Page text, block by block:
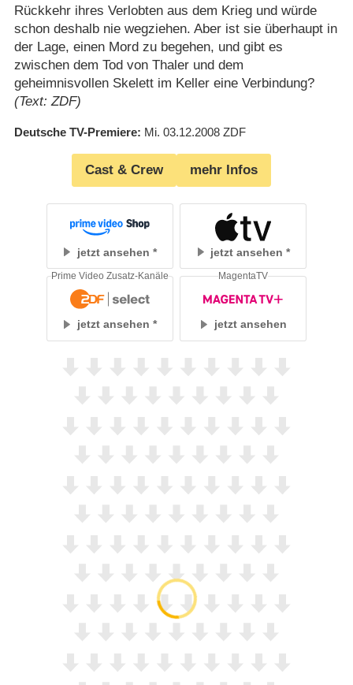
Rückkehr ihres Verlobten aus dem Krieg und würde
schon deshalb nie wegziehen. Aber ist sie überhaupt in
der Lage, einen Mord zu begehen, und gibt es
zwischen dem Tod von Thaler und dem
geheimnisvollen Skelett im Keller eine Verbindung?
(Text: ZDF)
Deutsche TV-Premiere Mi. 03.12.2008 ZDF
Cast & Crew mehr Infos
jetzt ansehen jetzt ansehen
jetzt ansehen
Prime Video Zusatz-Kanäle
jetzt ansehen
MagentaTV